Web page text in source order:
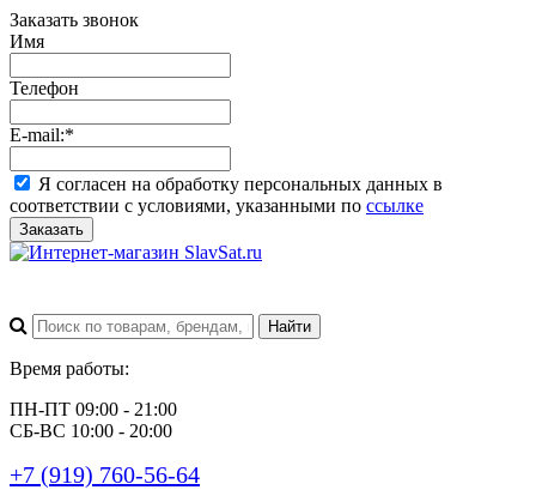
Заказать звонок
Имя
Телефон
E-mail:*
Я согласен на обработку персональных данных в
соответствии с условиями, указанными по ссылке
Заказать
Время работы:
ПН-ПТ 09:00 - 21:00
СБ-ВС 10:00 - 20:00
+7 (919) 760-56-64